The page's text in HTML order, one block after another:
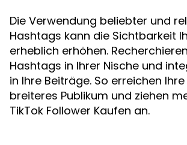
Die Verwendung beliebter und
Hashtags kann die Sichtbarkeit
erheblich erhöhen.
Hashtags in Ihrer Nische und
in Ihre Beiträge. So erreichen
breiteres Publikum und ziehen
TikTok Follower Kaufen an.